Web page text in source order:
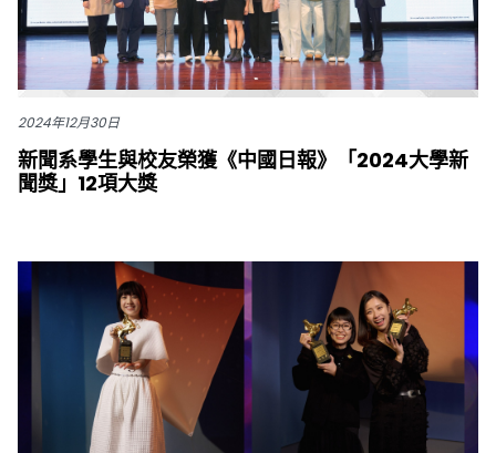
2024年12月30日
新聞系學生與校友榮獲《中國日報》「2024大學新
聞獎」12項大獎